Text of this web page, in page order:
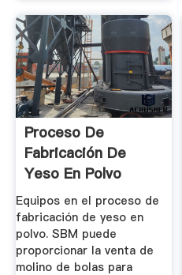
Proceso De
Fabricación De
Yeso En Polvo
Equipos en el proceso de
fabricación de yeso en
polvo. SBM puede
proporcionar la venta de
molino de bolas para